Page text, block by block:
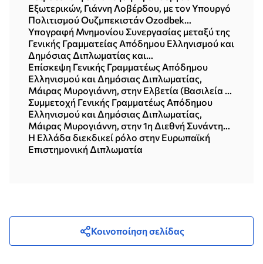
Εξωτερικών, Γιάννη Λοβέρδου, με τον Υπουργό
Πολιτισμού Ουζμπεκιστάν Ozodbek
Nazarbekov (15.07.2026)
Υπογραφή Μνημονίου Συνεργασίας μεταξύ της
Γενικής Γραμματείας Απόδημου Ελληνισμού και
Δημόσιας Διπλωματίας και
της BioInnovation Greece (Αθήνα, 08.07.2026)
Επίσκεψη Γενικής Γραμματέως Απόδημου
Ελληνισμού και Δημόσιας Διπλωματίας,
Μάιρας Μυρογιάννη, στην Ελβετία (Βασιλεία &
Ζυρίχη, 15-18.06.2026)
Συμμετοχή Γενικής Γραμματέως Απόδημου
Ελληνισμού και Δημόσιας Διπλωματίας,
Μάιρας Μυρογιάννη, στην 1η Διεθνή Συνάντηση
Εδρών UNESCO (Αλεξανδρούπολη, 05-
06.06.2026)
Η Ελλάδα διεκδικεί ρόλο στην Ευρωπαϊκή
Επιστημονική Διπλωματία
Κοινοποίηση σελίδας